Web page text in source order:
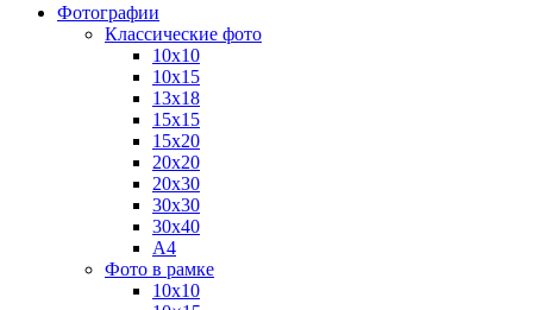
Фотографии
Классические фото
10х10
10х15
13х18
15х15
15х20
20х20
20х30
30х30
30х40
А4
Фото в рамке
10х10